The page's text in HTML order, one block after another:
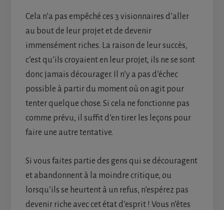
Cela n’a pas empêché ces 3 visionnaires d’aller
au bout de leur projet et de devenir
immensément riches. La raison de leur succès,
c’est qu’ils croyaient en leur projet, ils ne se sont
donc jamais décourager. Il n’y a pas d’échec
possible à partir du moment où on agit pour
tenter quelque chose. Si cela ne fonctionne pas
comme prévu, il suffit d’en tirer les leçons pour
faire une autre tentative.
Si vous faites partie des gens qui se découragent
et abandonnent à la moindre critique, ou
lorsqu’ils se heurtent à un refus, n’espérez pas
devenir riche avec cet état d’esprit ! Vous n’êtes